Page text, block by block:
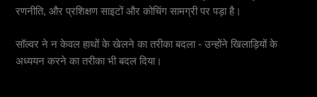
रणनीति, और प्रशिक्षण साइटों और कोचिंग सामग्री पर पड़ा है।
सॉल्वर ने न केवल हाथों के खेलने का तरीका बदला - उन्होंने खिलाड़ियों के
अध्ययन करने का तरीका भी बदल दिया।